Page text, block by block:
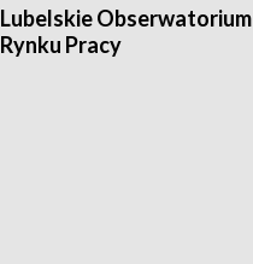
Lubelskie Obserwatorium
Rynku Pracy